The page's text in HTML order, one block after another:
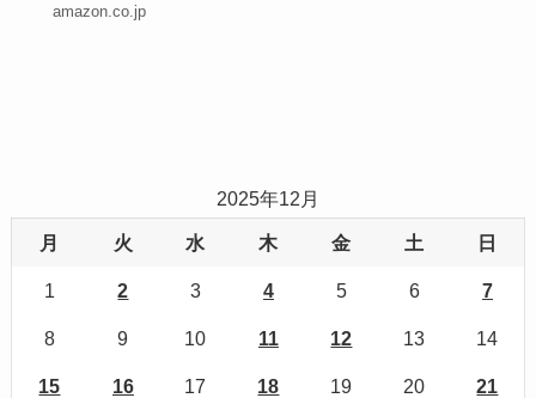
amazon.co.jp
2025年12月
月 火 水 木 金 土 日
1 2 3 4 5 6 7
8 9 10 11 12 13 14
15 16 17 18 19 20 21